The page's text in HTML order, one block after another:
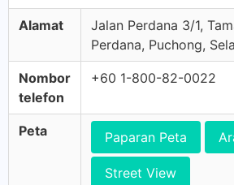
Alamat
Jalan Perdana 3/1,
Perdana, Puchong,
Nombor
telefon
+60 1-800-82-0022
Peta Paparan Peta
Street View